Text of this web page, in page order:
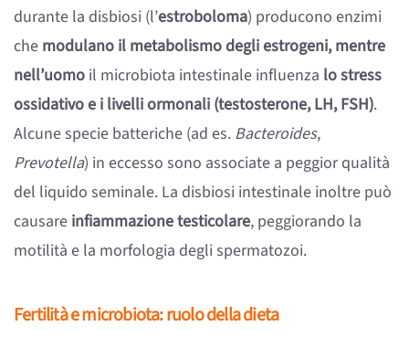
durante la disbiosi (l’estroboloma) producono enzimi
che modulano il metabolismo degli estrogeni, mentre
nell’uomo il microbiota intestinale influenza lo stress
ossidativo e i livelli ormonali (testosterone, LH, FSH).
Alcune specie batteriche (ad es. Bacteroides,
Prevotella) in eccesso sono associate a peggior qualità
del liquido seminale. La disbiosi intestinale inoltre può
causare infiammazione testicolare, peggiorando la
motilità e la morfologia degli spermatozoi.
Fertilità e microbiota: ruolo della dieta